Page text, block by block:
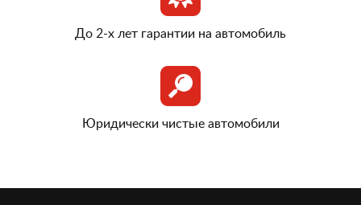
До 2-х лет гарантии на автомобиль
Юридически чистые автомобили